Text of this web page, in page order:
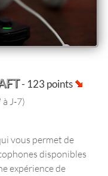
- 123 points
à J-7)
vous permet de
disponibles
expérience de